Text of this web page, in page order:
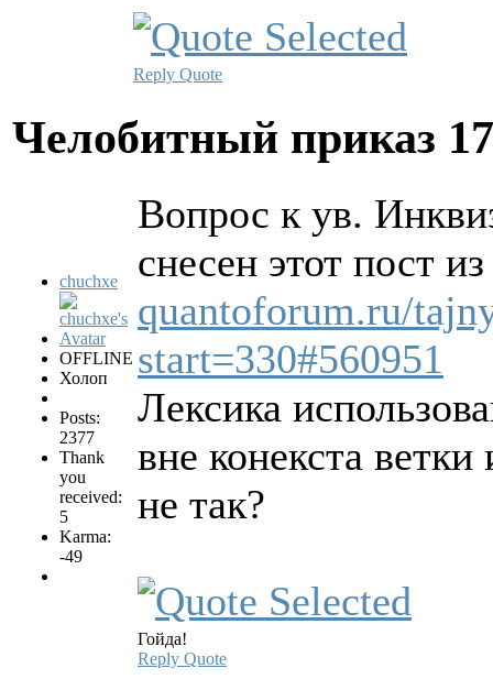
Reply Quote
Челобитный приказ
chuchxe
OFFLINE
Холоп
Posts:
2377
Thank
you
received:
5
Karma:
-49
Вопрос к ув.
снесен этот пост
quantoforum.ru/
start=330#560951
Лексика
вне конекста
не так?
Гойда!
Reply Quote